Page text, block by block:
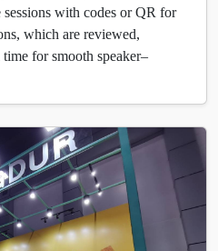
with codes or QR for
which are reviewed,
for smooth speaker–